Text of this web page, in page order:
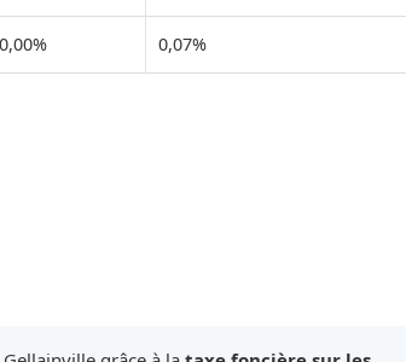
0,00% 0,07%